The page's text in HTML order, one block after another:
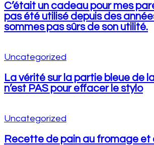
C’était un cadeau pour mes
pas été utilisé depuis des
sommes pas sûrs de son utilité.
Uncategorized
La vérité sur la partie bleue de
n’est PAS pour effacer le stylo
Uncategorized
Recette de pain au fromage et